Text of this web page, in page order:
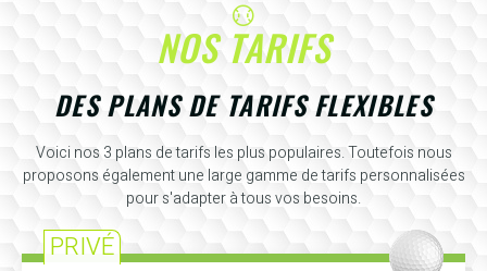
NOS TARIFS
DES PLANS DE TARIFS FLEXIBLES
Voici nos 3 plans de tarifs les plus populaires. Toutefois nous
proposons également une large gamme de tarifs personnalisées
pour s'adapter à tous vos besoins.
PRIVÉ